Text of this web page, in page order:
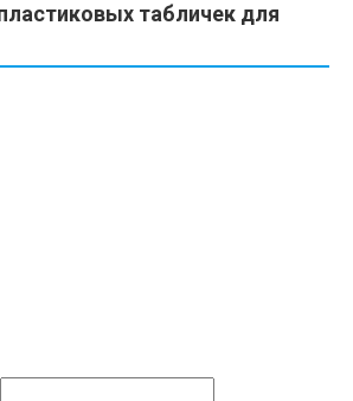
табличек для